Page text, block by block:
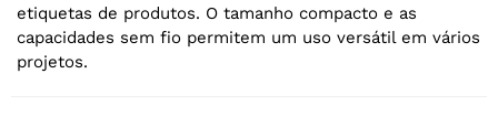
etiquetas de produtos. O tamanho compacto e as
capacidades sem fio permitem um uso versátil em vários
projetos.